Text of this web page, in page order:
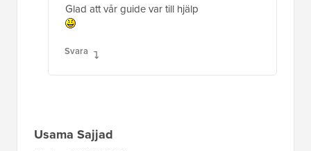
Glad att vår guide var till hjälp
Svara
Usama Sajjad